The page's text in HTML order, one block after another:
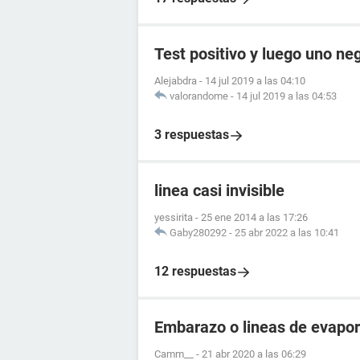
Test positivo y luego uno
Alejabdra - 14 jul 2019 a las 04:10
valorandome - 14 jul 2019 a las 04:53
3 respuestas
linea casi invisible
yessirita - 25 ene 2014 a las 17:26
Gaby280292 - 25 abr 2022 a las 10:41
12 respuestas
Embarazo o lineas de
Camm__ - 21 abr 2020 a las 06:29